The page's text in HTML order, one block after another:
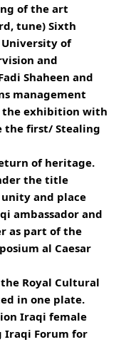
of the art
tune) Sixth
of
and
Shaheen and
management
the exhibition with
first/ Stealing
of heritage.
the title
and place
ambassador and
as part of the
al Caesar
Royal Cultural
in one plate.
Iraqi female
Iraqi Forum for